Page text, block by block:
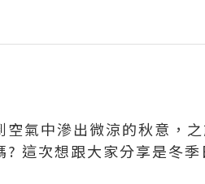
氣中滲出微涼的秋意，
? 這次想跟大家分享是冬